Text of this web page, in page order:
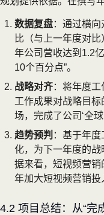
数据复盘：通过横
比（与上一年度对
年公司营收达到1.2
10个百分点”。
战略对齐：将年度工
工作成果对战略目
场，完成了公司‘全
趋势预判 ：基于年
化，为下一年度的
据来看，短视频营
年加大短视频营销投
4.2 项目总结：从“完